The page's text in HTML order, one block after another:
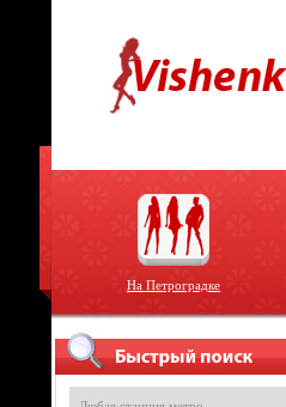
На Петроградке